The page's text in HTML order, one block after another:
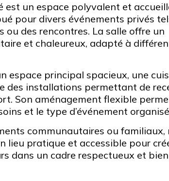
est un espace polyvalent et
pour divers événements privés
ou des rencontres. La salle offre un
et chaleureux, adapté à
espace principal spacieux, une
des installations permettant de
Son aménagement flexible
et le type d’événement
communautaires ou familiaux,
lieu pratique et accessible pour
dans un cadre respectueux et